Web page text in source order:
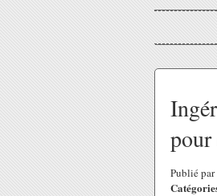
pour
Publié